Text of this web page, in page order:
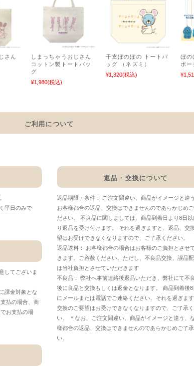
さん
しまっちゃうおじさん
コットン製トートバッ
グ
¥1,980(税込)
干支ぼのぼの トートバ
ッグ （ネズミ）
¥1,320(税込)
ぼの
ポー
ご利用について
平日のみで
してございま
課金対象とな
払の場合、商
お支払の場
返品・交換について
返品期限・条件： ご注文間違い、商品がイメージと違
お客様都合の返品、交換はできませんのであらかじめご
ださい。 不良品に関しましては、商品到着日より8日以
り返品を受け付けます。 それを過ぎますと、返品、交
望はお受けできなくなりますので、ご了承ください。
返品送料： お客様都合の場合はお客様のご負担とさせ
きます。ご容赦ください。ただし、不良品交換、誤品
は当社負担とさせていただきます
不良品： 弊社へ事前連絡後返品いただき、弊社にて不
後に良品と交換もしくは返金となります。 商品到着後8
にメールまたは電話でご連絡ください。それを過ぎま
交換のご要望はお受けできなくなりますので、ご了承
い。 ＊なお、ご注文間違い、商品がイメージと違う、
様都合の返品、交換はできませんのであらかじめご了
い。